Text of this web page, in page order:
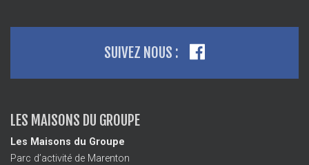
SUIVEZ NOUS :
LES MAISONS DU GROUPE
Les Maisons du Groupe
Parc d’activité de Marenton